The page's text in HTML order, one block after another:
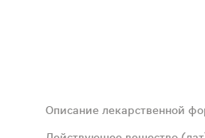
Описание лекарственной